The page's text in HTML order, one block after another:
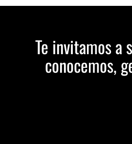
Te invitamos a
conocemos,